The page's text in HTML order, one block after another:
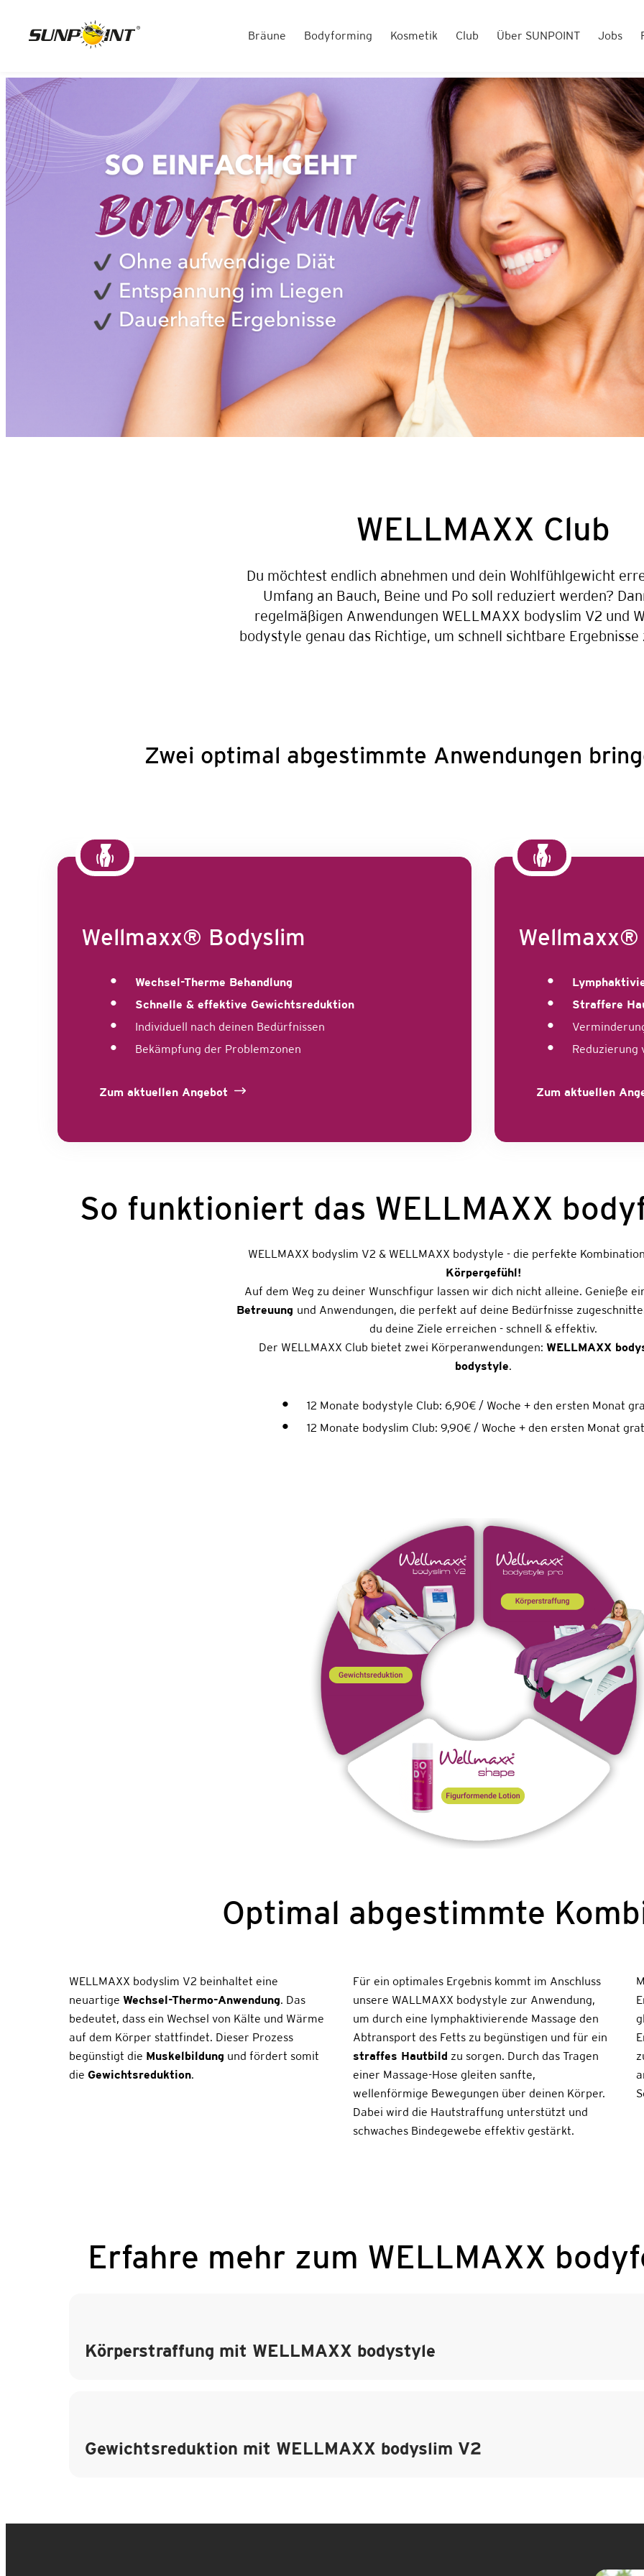
Bräune Bodyforming Kosmetik Club Über SUNPOINT Jobs
WELLMAXX Club
Du möchtest endlich abnehmen und dein Wohlfühlgewicht
Umfang an Bauch, Beine und Po soll reduziert werden?
regelmäßigen Anwendungen WELLMAXX bodyslim V2 und
bodystyle genau das Richtige, um schnell sichtbare
Zwei optimal abgestimmte Anwendungen
Wellmaxx® Bodyslim
Wechsel-Therme Behandlung
Schnelle & effektive Gewichtsreduktion
Individuell nach deinen Bedürfnissen
Bekämpfung der Problemzonen
Zum aktuellen Angebot
Straffere
Reduzierung
Zum aktuellen
So funktioniert das WELLMAXX
WELLMAXX bodyslim V2 & WELLMAXX bodystyle - die perfekte
Körpergefühl!
Auf dem Weg zu deiner Wunschfigur lassen wir dich nicht alleine. Genieße
Betreuung und Anwendungen, die perfekt auf deine Bedürfnisse
du deine Ziele erreichen - schnell & effektiv.
Der WELLMAXX Club bietet zwei Körperanwendungen: WELLMAXX
bodystyle.
12 Monate bodystyle Club: 6,90€ / Woche + den ersten Monat
12 Monate bodyslim Club: 9,90€ / Woche + den ersten Monat
Optimal abgestimmte
WELLMAXX bodyslim V2 beinhaltet eine
neuartige Wechsel-Thermo-Anwendung. Das
bedeutet, dass ein Wechsel von Kälte und Wärme
auf dem Körper stattfindet. Dieser Prozess
begünstigt die Muskelbildung und fördert somit
die Gewichtsreduktion.
Für ein optimales Ergebnis kommt im Anschluss
unsere WALLMAXX bodystyle zur Anwendung,
um durch eine lymphaktivierende Massage den
Abtransport des Fetts zu begünstigen und für ein
straffes Hautbild zu sorgen. Durch das Tragen
einer Massage-Hose gleiten sanfte,
wellenförmige Bewegungen über deinen Körper.
Dabei wird die Hautstraffung unterstützt und
schwaches Bindegewebe effektiv gestärkt.
Erfahre mehr zum WELLMAXX
Körperstraffung mit WELLMAXX bodystyle
Gewichtsreduktion mit WELLMAXX bodyslim V2